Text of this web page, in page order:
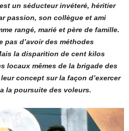
un séducteur invéteré, héritier
passion, son collègue et ami
rangé, marié et père de famille.
pas d’avoir des méthodes
la disparition de cent kilos
locaux mêmes de la brigade des
concept sur la façon d’exercer
la poursuite des voleurs.